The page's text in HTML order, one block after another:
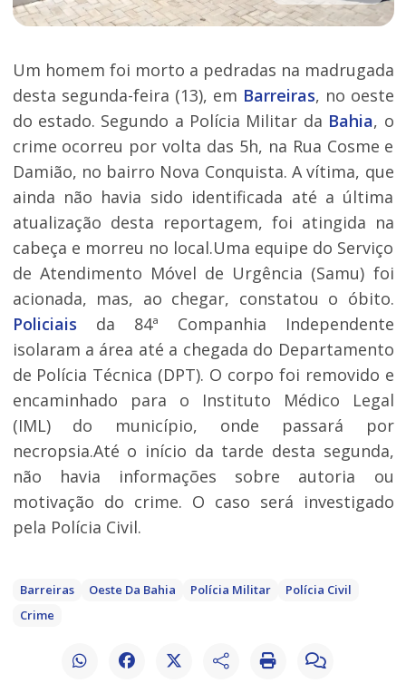
Um homem foi morto a pedradas na madrugada
desta segunda-feira (13), em Barreiras, no oeste
do estado. Segundo a Polícia Militar da Bahia, o
crime ocorreu por volta das 5h, na Rua Cosme e
Damião, no bairro Nova Conquista. A vítima, que
ainda não havia sido identificada até a última
atualização desta reportagem, foi atingida na
cabeça e morreu no local.Uma equipe do Serviço
de Atendimento Móvel de Urgência (Samu) foi
acionada, mas, ao chegar, constatou o óbito.
Policiais da 84ª Companhia Independente
isolaram a área até a chegada do Departamento
de Polícia Técnica (DPT). O corpo foi removido e
encaminhado para o Instituto Médico Legal
(IML) do município, onde passará por
necropsia.Até o início da tarde desta segunda,
não havia informações sobre autoria ou
motivação do crime. O caso será investigado
pela Polícia Civil.
Barreiras Oeste Da Bahia Polícia Militar
Polícia Civil
Crime